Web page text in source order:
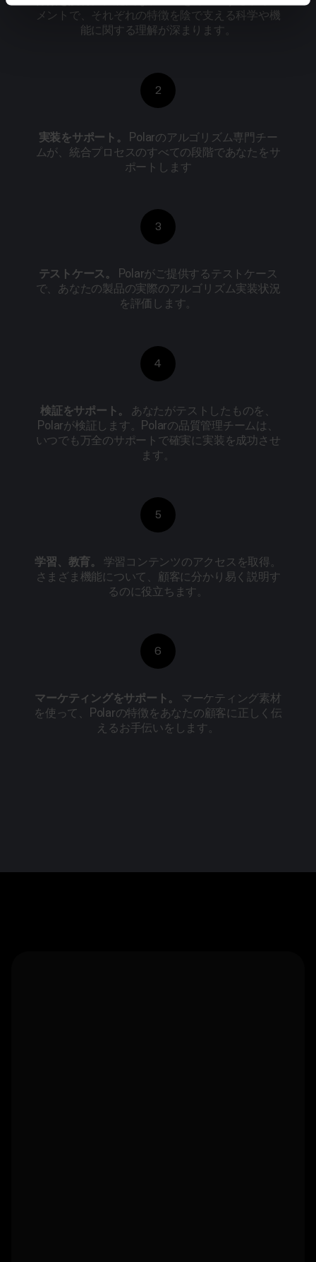
メントで、それぞれの特徴を陰で支える科学や機
能に関する理解が深まります。
2
実装をサポート。
Polarのアルゴリズム専門チー
ムが、統合プロセスのすべての段階であなたをサ
ポートします
3
テストケース。
Polarがご提供するテストケース
で、あなたの製品の実際のアルゴリズム実装状況
を評価します。
4
検証をサポート。
あなたがテストしたものを、
Polarが検証します。Polarの品質管理チームは、
いつでも万全のサポートで確実に実装を成功させ
ます。
5
学習、教育。
学習コンテンツのアクセスを取得。
さまざま機能について、顧客に分かり易く説明す
るのに役立ちます。
6
マーケティングをサポート。
マーケティング素材
を使って、Polarの特徴をあなたの顧客に正しく伝
えるお手伝いをします。